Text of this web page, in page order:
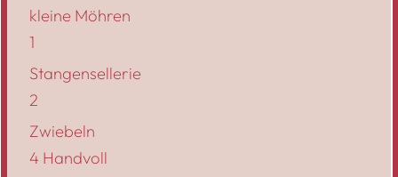
kleine Möhren
1
Stangensellerie
2
Zwiebeln
4 Handvoll